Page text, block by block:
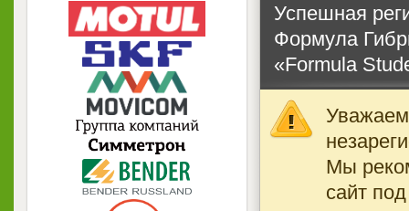
Успешная
Формула
«Formula
Мы
сайт